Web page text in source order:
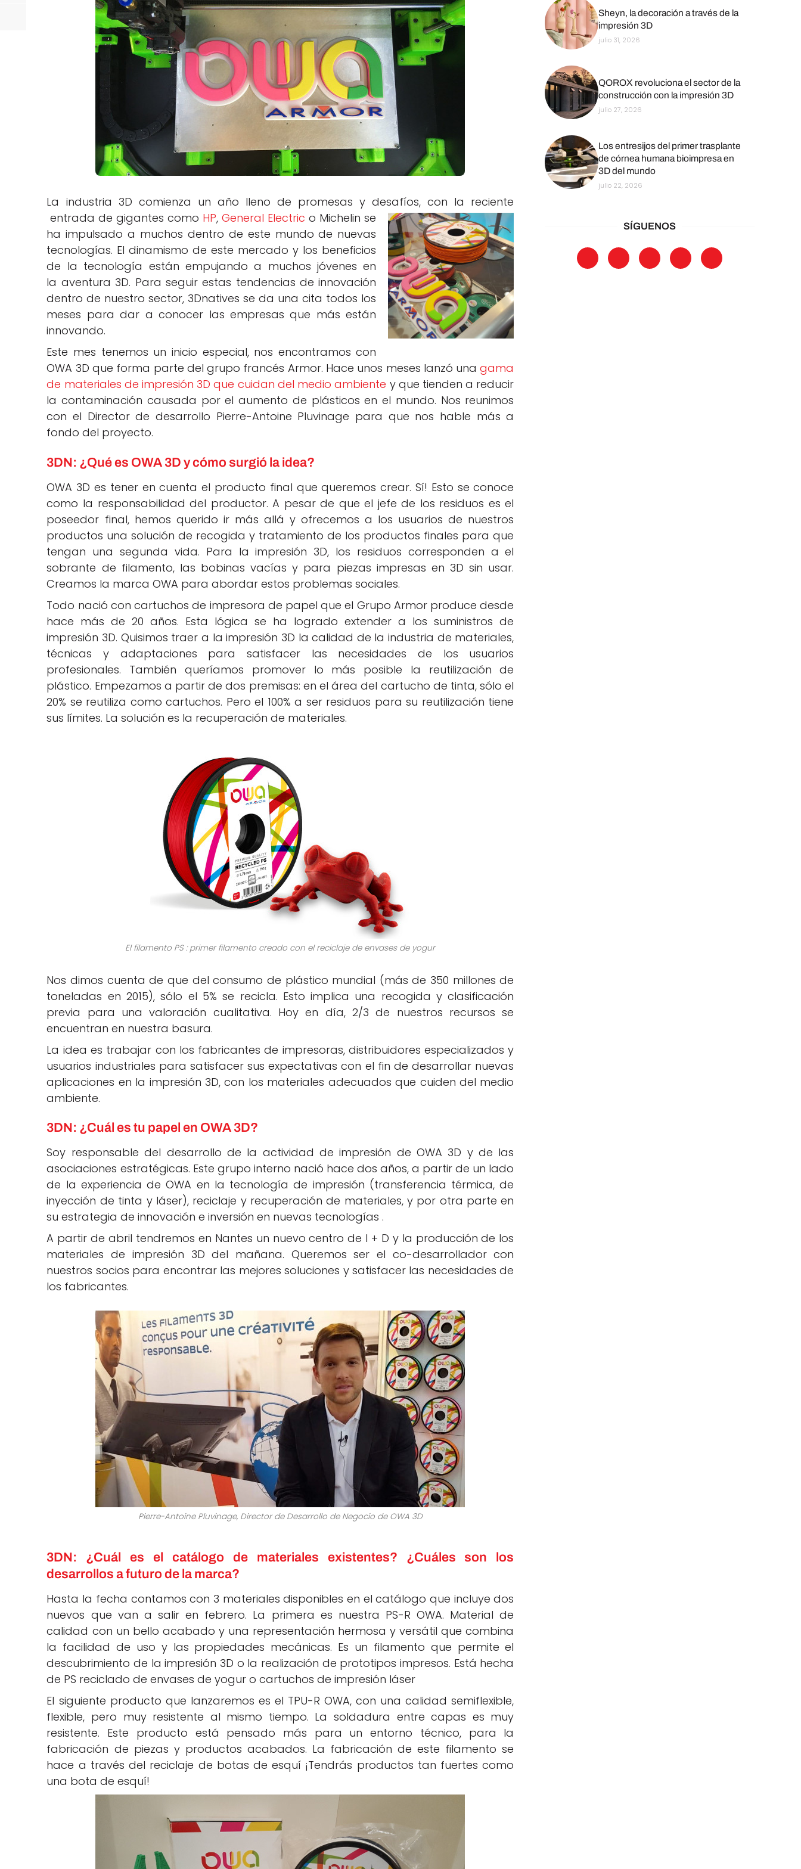
Negocios
Rankings 3D
Softwares 3D
Vídeos
La industria 3D comienza un año lleno de promesas y desafíos, con la reciente
entrada de gigantes como HP,General Electric o Michelin se
ha impulsado a muchos dentro de este mundo de nuevas
tecnologías. El dinamismo de este mercado y los beneficios
de la tecnología están empujando a muchos jóvenes en
la aventura 3D. Para seguir estas tendencias de innovación
dentro de nuestro sector, 3Dnatives se da una cita todos los
meses para dar a conocer las empresas que más están
innovando.
Este mes tenemos un inicio especial, nos encontramos con
OWA 3D que forma parte del grupo francés Armor. Hace unos meses lanzó unagama
de materiales de impresión 3D que cuidan del medio ambiente y que tienden a reducir
la contaminación causada por el aumento de plásticos en el mundo. Nos reunimos
con el Director de desarrollo Pierre-Antoine Pluvinage para que nos hable más a
fondo del proyecto.
3DN: ¿Qué es OWA 3D y cómo surgió la idea?
OWA 3D es tener en cuenta el producto final que queremos crear. Sí! Esto se conoce
como la responsabilidad del productor. A pesar de que el jefe de los residuos es el
poseedor final, hemos querido ir más allá y ofrecemos a los usuarios de nuestros
productos una solución de recogida y tratamiento de los productos finales para que
tengan una segunda vida. Para la impresión 3D, los residuos corresponden a el
sobrante de filamento, las bobinas vacías y para piezas impresas en 3D sin usar.
Creamos la marca OWA para abordar estos problemas sociales.
Todo nació con cartuchos de impresora de papel que el Grupo Armor produce desde
hace más de 20 años. Esta lógica se ha logrado extender a los suministros de
impresión 3D. Quisimos traer a la impresión 3D la calidad de la industria de materiales,
técnicas y adaptaciones para satisfacer las necesidades de los usuarios
profesionales. También queríamos promover lo más posible la reutilización de
plástico. Empezamos a partir de dos premisas: en el área del cartucho de tinta, sólo el
20% se reutiliza como cartuchos. Pero el 100% a ser residuos para su reutilización tiene
sus límites. La solución es la recuperación de materiales.
El filamento PS : primer filamento creado con el reciclaje de envases de yogur
Nos dimos cuenta de que del consumo de plástico mundial (más de 350 millones de
toneladas en 2015), sólo el 5% se recicla. Esto implica una recogida y clasificación
previa para una valoración cualitativa. Hoy en día, 2/3 de nuestros recursos se
encuentran en nuestra basura.
La idea es trabajar con los fabricantes de impresoras, distribuidores especializados y
usuarios industriales para satisfacer sus expectativas con el fin de desarrollar nuevas
aplicaciones en la impresión 3D, con los materiales adecuados que cuiden del medio
ambiente.
3DN: ¿Cuál es tu papel en OWA 3D?
Soy responsable del desarrollo de la actividad de impresión de OWA 3D y de las
asociaciones estratégicas. Este grupo interno nació hace dos años, a partir de un lado
de la experiencia de OWA en la tecnología de impresión (transferencia térmica, de
inyección de tinta y láser), reciclaje y recuperación de materiales, y por otra parte en
su estrategia de innovación e inversión en nuevas tecnologías .
A partir de abril tendremos en Nantes un nuevo centro de I + D y la producción de los
materiales de impresión 3D del mañana. Queremos ser el co-desarrollador con
nuestros socios para encontrar las mejores soluciones y satisfacer las necesidades de
los fabricantes.
Pierre-Antoine Pluvinage, Director de Desarrollo de Negocio de OWA 3D
3DN: ¿Cuál es el catálogo de materiales existentes? ¿Cuáles son los
desarrollos a futuro de la marca?
Hasta la fecha contamos con 3 materiales disponibles en el catálogo que incluye dos
nuevos que van a salir en febrero. La primera es nuestra PS-R OWA. Material de
calidad con un bello acabado y una representación hermosa y versátil que combina
la facilidad de uso y las propiedades mecánicas. Es un filamento que permite el
descubrimiento de la impresión 3D o la realización de prototipos impresos. Está hecha
de PS reciclado de envases de yogur o cartuchos de impresión láser
El siguiente producto que lanzaremos es el TPU-R OWA, con una calidad semiflexible,
flexible, pero muy resistente al mismo tiempo. La soldadura entre capas es muy
resistente. Este producto está pensado más para un entorno técnico, para la
fabricación de piezas y productos acabados. La fabricación de este filamento se
hace a través del reciclaje de botas de esquí ¡Tendrás productos tan fuertes como
una bota de esquí!
Sheyn, la decoración a través de la
impresión 3D
julio 31, 2026
QOROX revoluciona el sector de la
construcción con la impresión 3D
julio 27, 2026
Los entresijos del primer trasplante
de córnea humana bioimpresa en
3D del mundo
julio 22, 2026
SÍGUENOS